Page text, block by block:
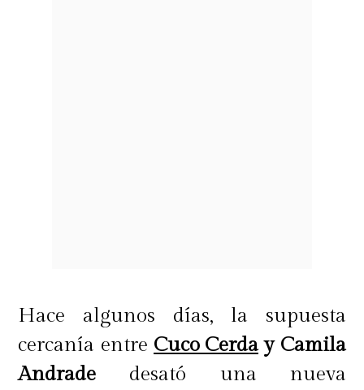
Hace algunos días, la supuesta
cercanía entre Cuco Cerday Camila
Andrade desató una nueva